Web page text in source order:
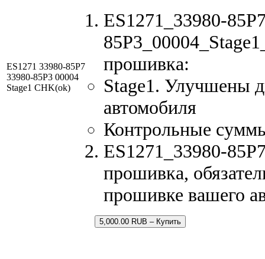
ES1271 33980-85P7
33980-85P3 00004
Stage1 CHK(ok)
ES1271_33980-
прошивка:
Stage1. Улучшены
автомобиля
Контрольные
ES1271_33980-
прошивка,
прошивке вашего
5,000.00 RUB – Купить